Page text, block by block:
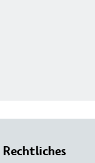
Rechtliches